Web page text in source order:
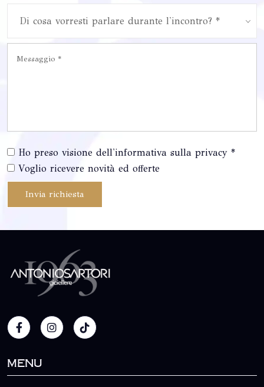
Di cosa vorresti parlare durante l'incontro? *
Ho preso visione dell'informativa sulla privacy *
Voglio ricevere novità ed offerte
Invia richiesta
Menu